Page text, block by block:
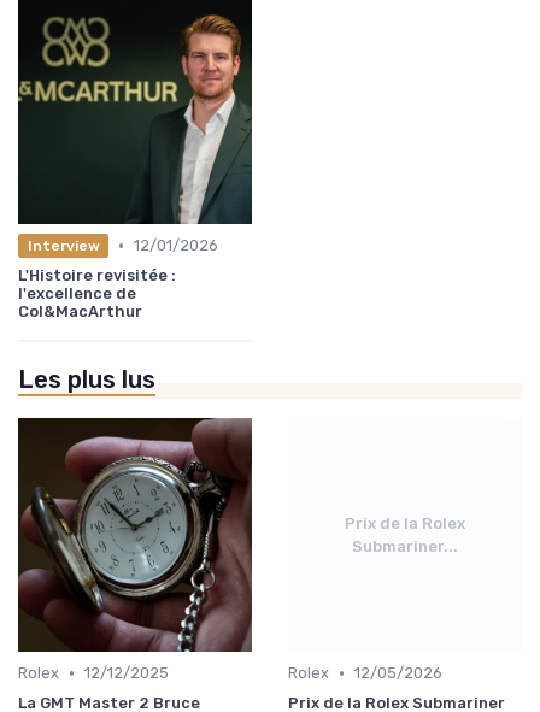
Interview • 12/01/2026
L'Histoire revisitée :
l'excellence de
Col&MacArthur
Les plus lus
Rolex • 12/12/2025
La GMT Master 2 Bruce
Prix de la Rolex
Submariner...
Rolex • 12/05/2026
Prix de la Rolex Submariner